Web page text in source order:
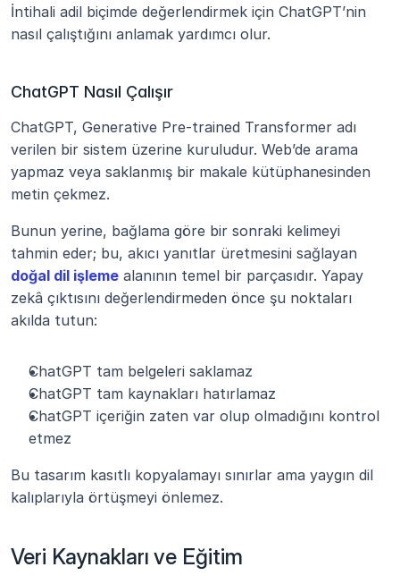
İntihali adil biçimde değerlendirmek için ChatGPT’nin
nasıl çalıştığını anlamak yardımcı olur.
ChatGPT Nasıl Çalışır
ChatGPT, Generative Pre-trained Transformer adı
verilen bir sistem üzerine kuruludur. Web’de arama
yapmaz veya saklanmış bir makale kütüphanesinden
metin çekmez.
Bunun yerine, bağlama göre bir sonraki kelimeyi
doğal dil işleme alanının temel bir parçasıdır. Yapay
zekâ çıktısını değerlendirmeden önce şu noktaları
akılda tutun:
ChatGPT tam belgeleri saklamaz
ChatGPT tam kaynakları hatırlamaz
ChatGPT içeriğin zaten var olup olmadığını kontrol
etmez
Bu tasarım kasıtlı kopyalamayı sınırlar ama yaygın dil
kalıplarıyla örtüşmeyi önlemez.
Veri Kaynakları ve Eğitim